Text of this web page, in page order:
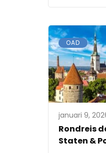
OAD
januari 9,
Rondreis
Staten &